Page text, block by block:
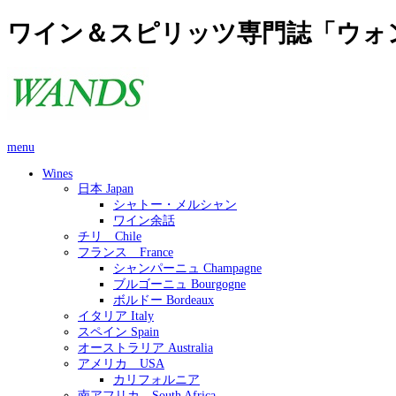
ワイン＆スピリッツ専門誌「ウォ
menu
Wines
日本 Japan
シャトー・メルシャン
ワイン余話
チリ Chile
フランス France
シャンパーニュ Champagne
ブルゴーニュ Bourgogne
ボルドー Bordeaux
イタリア Italy
スペイン Spain
オーストラリア Australia
アメリカ USA
カリフォルニア